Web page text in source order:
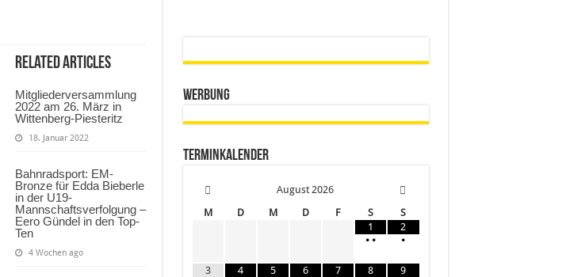
Related Articles
Mitgliederversammlung
2022 am 26. März in
Wittenberg-Piesteritz
18. Januar 2022
Bahnradsport: EM-
Bronze für Edda Bieberle
in der U19-
Mannschaftsverfolgung –
Eero Gündel in den Top-
Ten
4 Wochen ago
Werbung
Terminkalender
August 2026
M
D M D F S
S
1
• •
2
•
3
4
5
6
7
8
9